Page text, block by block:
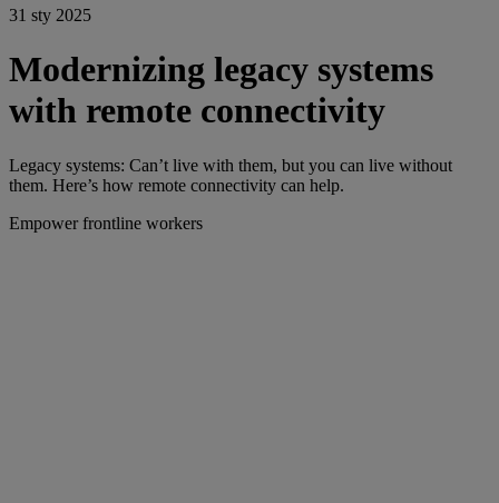
31 sty 2025
Modernizing legacy systems
with remote connectivity
Legacy systems: Can’t live with them, but you can live without
them. Here’s how remote connectivity can help.
Empower frontline workers